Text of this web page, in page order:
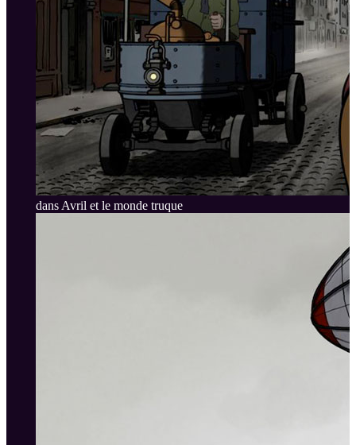
dans Avril et le monde truque